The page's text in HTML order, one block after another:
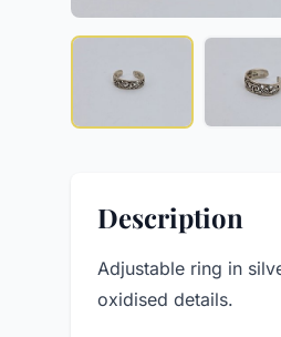
Description
Adjustable ring in
oxidised details.